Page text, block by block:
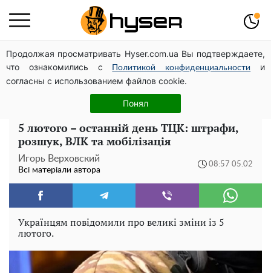
Продолжая просматривать Hyser.com.ua Вы подтверждаете,
что ознакомились с
Политикой конфиденциальности
и
согласны с использованием файлов cookie.
Понял
Гола Олена Тополя у цікавих позах змусила відвисати
щелепи: злив відео – було лише початком
Олена Тополя злив відео – це далеко не все: фронтмен
"Антитіла" Тарас Тополя став наступним
5 лютого – останній день ТЦК: штрафи,
розшук, ВЛК та мобілізація
Игорь Верховский
Всі матеріали автора
08:57 05.02
Українцям повідомили про великі зміни із 5
лютого.